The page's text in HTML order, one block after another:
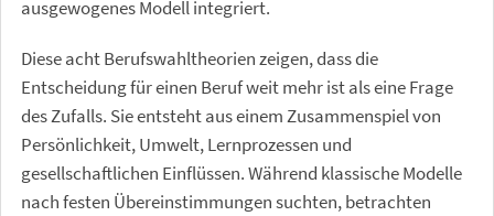
ausgewogenes Modell integriert.
Diese acht Berufswahltheorien zeigen, dass die
Entscheidung für einen Beruf weit mehr ist als eine Frage
des Zufalls. Sie entsteht aus einem Zusammenspiel von
Persönlichkeit, Umwelt, Lernprozessen und
gesellschaftlichen Einflüssen. Während klassische Modelle
nach festen Übereinstimmungen suchten, betrachten